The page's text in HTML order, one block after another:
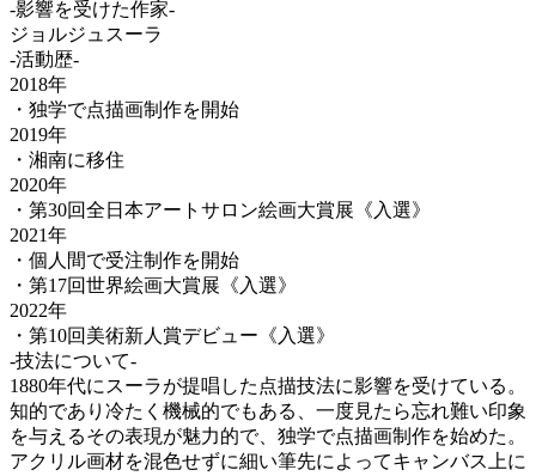
-影響を受けた作家-
ジョルジュスーラ
-活動歴-
2018年
・独学で点描画制作を開始
2019年
・湘南に移住
2020年
・第30回全日本アートサロン絵画大賞展《入選》
2021年
・個人間で受注制作を開始
・第17回世界絵画大賞展《入選》
2022年
・第10回美術新人賞デビュー《入選》
-技法について-
1880年代にスーラが提唱した点描技法に影響を受けている。
知的であり冷たく機械的でもある、一度見たら忘れ難い印象
を与えるその表現が魅力的で、独学で点描画制作を始めた。
アクリル画材を混色せずに細い筆先によってキャンバス上に